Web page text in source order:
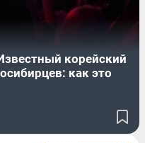
корейский
как это